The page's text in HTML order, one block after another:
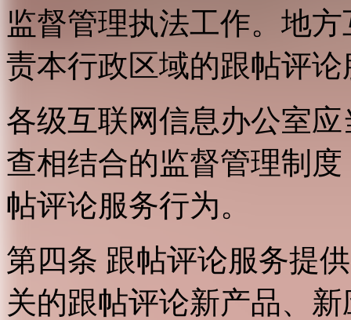
监督管理执法工作。地
责本行政区域的跟帖评
各级互联网信息办公室
查相结合的监督管理制
帖评论服务行为。
第四条 跟帖评论服务提
关的跟帖评论新产品、